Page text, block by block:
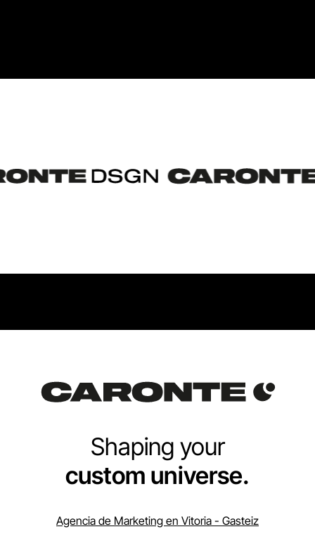
Shaping your
custom universe.
Agencia de Marketing en Vitoria - Gasteiz